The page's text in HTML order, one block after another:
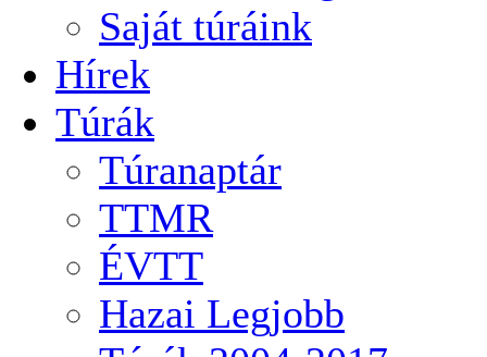
Saját túráink
Hírek
Túrák
Túranaptár
TTMR
ÉVTT
Hazai Legjobb